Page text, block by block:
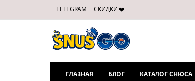
TELEGRAM СКИДКИ ❤️
ГЛАВНАЯ БЛОГ КАТАЛОГ СНЮСА